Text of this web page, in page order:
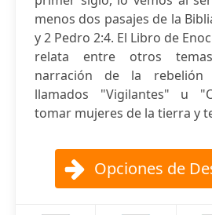
menos dos pasajes de la
y 2 Pedro 2:4. El Libro de
relata entre otros
narración de la rebelión
llamados "Vigilantes" u
tomar mujeres de la tierra y
Opciones de